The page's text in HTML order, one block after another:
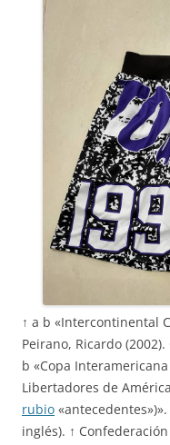
↑ a b «Intercontinental
Peirano, Ricardo
b «Copa
Libertadores de
rubio
inglés). ↑